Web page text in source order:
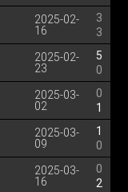
2025-02-
16
3
3
2025-02-
23
5
0
2025-03-
02
0
1
2025-03-
09
1
0
2025-03-
16
0
2